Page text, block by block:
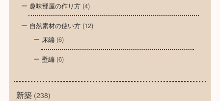
趣味部屋の作り方(4)
自然素材の使い方(12)
床編(6)
壁編(6)
新築(238)